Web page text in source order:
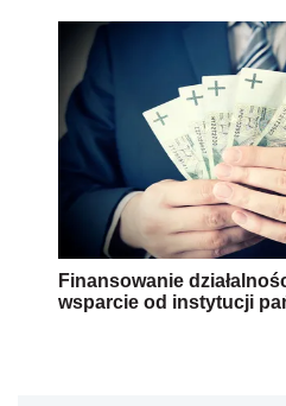
Finansowanie
wsparcie od instytucji